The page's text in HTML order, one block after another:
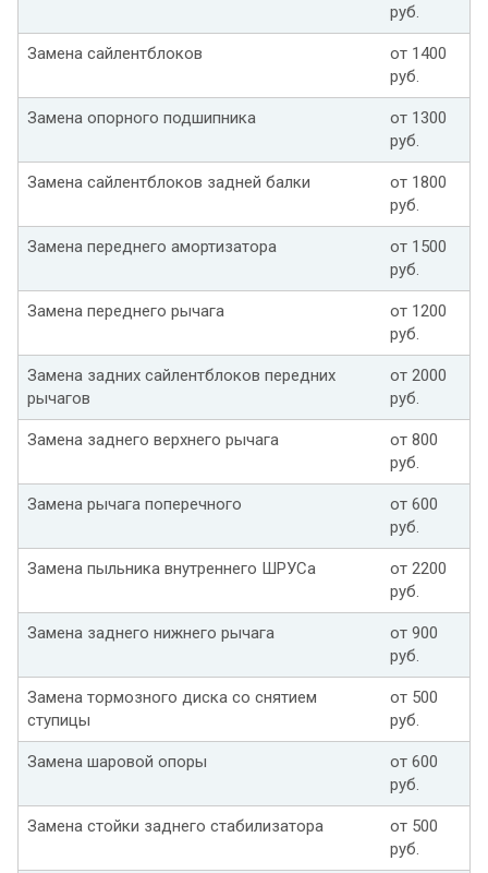
руб.
Замена сайлентблоков
от 1400
руб.
Замена опорного подшипника
от 1300
руб.
Замена сайлентблоков задней балки
от 1800
руб.
Замена переднего амортизатора
от 1500
руб.
Замена переднего рычага
от 1200
руб.
Замена задних сайлентблоков передних
рычагов
от 2000
руб.
Замена заднего верхнего рычага
от 800
руб.
Замена рычага поперечного
от 600
руб.
Замена пыльника внутреннего ШРУСа
от 2200
руб.
Замена заднего нижнего рычага
от 900
руб.
Замена тормозного диска со снятием
ступицы
от 500
руб.
Замена шаровой опоры
от 600
руб.
Замена стойки заднего стабилизатора
от 500
руб.